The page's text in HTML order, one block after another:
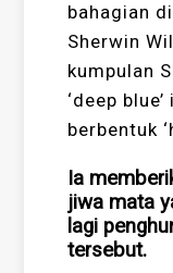
bahagian
Sherwin
kumpulan
‘deep
berbentuk
Ia
jiwa mata
lagi
tersebut.